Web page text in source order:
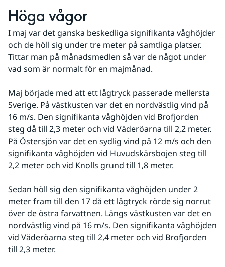
Höga vågor
I maj var det ganska beskedliga signifikanta våghöjder
och de höll sig under tre meter på samtliga platser.
Tittar man på månadsmedlen så var de något under
vad som är normalt för en majmånad.
Maj började med att ett lågtryck passerade mellersta
Sverige. På västkusten var det en nordvästlig vind på
16 m/s. Den signifikanta våghöjden vid Brofjorden
steg då till 2,3 meter och vid Väderöarna till 2,2 meter.
På Östersjön var det en sydlig vind på 12 m/s och den
signifikanta våghöjden vid Huvudskärsbojen steg till
2,2 meter och vid Knolls grund till 1,8 meter.
Sedan höll sig den signifikanta våghöjden under 2
meter fram till den 17 då ett lågtryck rörde sig norrut
över de östra farvattnen. Längs västkusten var det en
nordvästlig vind på 16 m/s. Den signifikanta våghöjden
vid Väderöarna steg till 2,4 meter och vid Brofjorden
till 2,3 meter.